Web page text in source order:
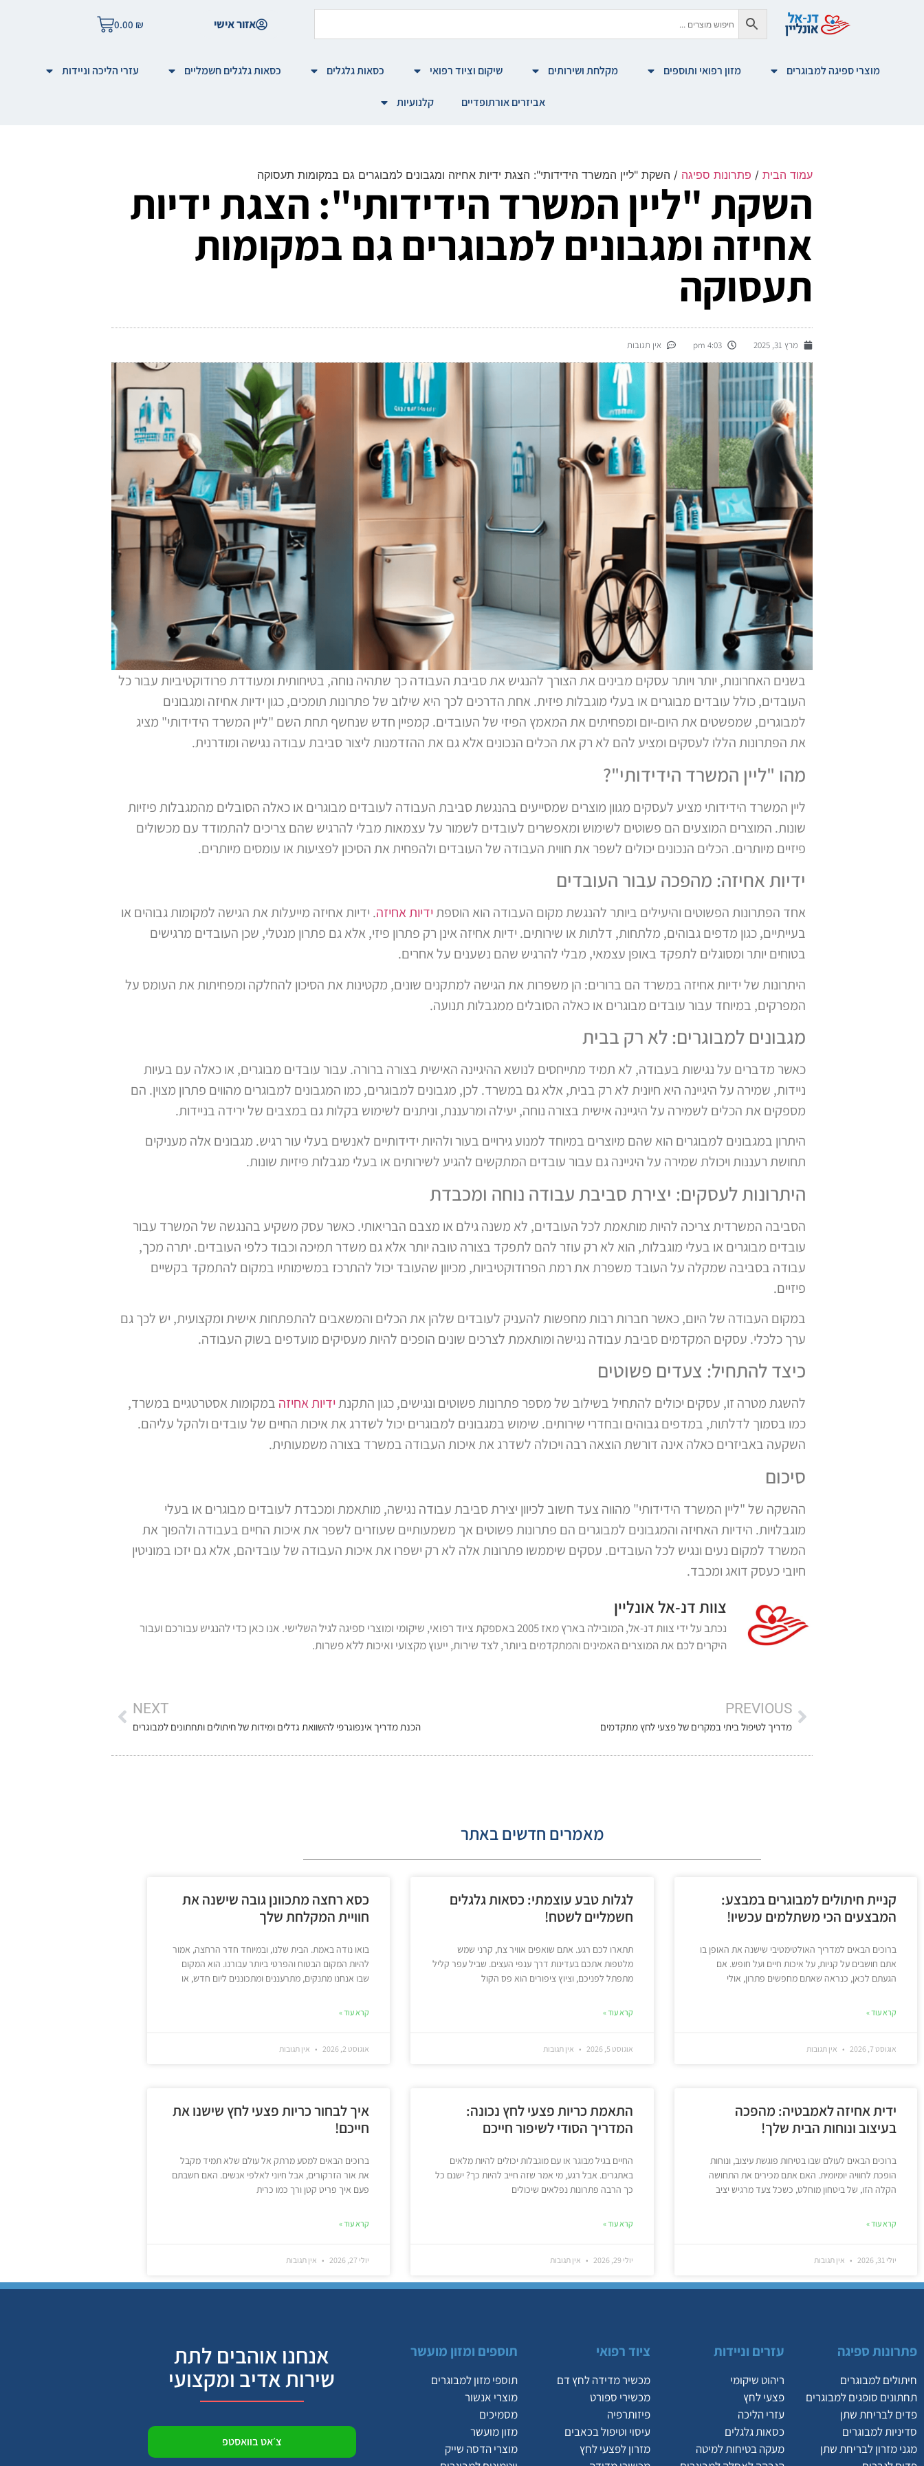
אזור אישי 0.00 ₪
מוצרי ספיגה למבוגרים מזון רפואי ותוספים מקלחת ושירותים שיקום וציוד רפואי כסאות גלגלים כסאות גלגלים חשמליים עזרי הליכה וניידות
אביזרים אורתופדיים קלנועיות
עמוד הבית / פתרונות ספיגה / השקת "ליין המשרד הידידותי": הצגת ידיות אחיזה ומגבונים למבוגרים גם במקומות תעסוקה
השקת "ליין המשרד הידידותי": הצגת ידיות
אחיזה ומגבונים למבוגרים גם במקומות
תעסוקה
מרץ 31, 2025 4:03 pm אין תגובות
בשנים האחרונות, יותר ויותר עסקים מבינים את הצורך להנגיש את סביבת העבודה כך שתהיה נוחה, בטיחותית ומעודדת פרודוקטיביות עבור כל
העובדים, כולל עובדים מבוגרים או בעלי מוגבלות פיזית. אחת הדרכים לכך היא שילוב של פתרונות תומכים, כגון ידיות אחיזה ומגבונים
למבוגרים, שמפשטים את היום-יום ומפחיתים את המאמץ הפיזי של העובדים. קמפיין חדש שנחשף תחת השם "ליין המשרד הידידותי" מציג
את הפתרונות הללו לעסקים ומציע להם לא רק את הכלים הנכונים אלא גם את ההזדמנות ליצור סביבת עבודה נגישה ומודרנית.
מהו "ליין המשרד הידידותי"?
ליין המשרד הידידותי מציע לעסקים מגוון מוצרים שמסייעים בהנגשת סביבת העבודה לעובדים מבוגרים או כאלה הסובלים מהמגבלות פיזיות
שונות. המוצרים המוצעים הם פשוטים לשימוש ומאפשרים לעובדים לשמור על עצמאות מבלי להרגיש שהם צריכים להתמודד עם מכשולים
פיזיים מיותרים. הכלים הנכונים יכולים לשפר את חווית העבודה של העובדים ולהפחית את הסיכון לפציעות או עומסים מיותרים.
ידיות אחיזה: מהפכה עבור העובדים
אחד הפתרונות הפשוטים והיעילים ביותר להנגשת מקום העבודה הוא הוספתידיות אחיזה. ידיות אחיזה מייעלות את הגישה למקומות גבוהים או
בעייתיים, כגון מדפים גבוהים, מלתחות, דלתות או שירותים. ידיות אחיזה אינן רק פתרון פיזי, אלא גם פתרון מנטלי, שכן העובדים מרגישים
בטוחים יותר ומסוגלים לתפקד באופן עצמאי, מבלי להרגיש שהם נשענים על אחרים.
היתרונות של ידיות אחיזה במשרד הם ברורים: הן משפרות את הגישה למתקנים שונים, מקטינות את הסיכון להחלקה ומפחיתות את העומס על
המפרקים, במיוחד עבור עובדים מבוגרים או כאלה הסובלים ממגבלות תנועה.
מגבונים למבוגרים: לא רק בבית
כאשר מדברים על נגישות בעבודה, לא תמיד מתייחסים לנושא ההיגיינה האישית בצורה ברורה. עבור עובדים מבוגרים, או כאלה עם בעיות
ניידות, שמירה על היגיינה היא חיונית לא רק בבית, אלא גם במשרד. לכן, מגבונים למבוגרים, כמו המגבונים למבוגרים מהווים פתרון מצוין. הם
מספקים את הכלים לשמירה על היגיינה אישית בצורה נוחה, יעילה ומרעננת, וניתנים לשימוש בקלות גם במצבים של ירידה בניידות.
היתרון במגבונים למבוגרים הוא שהם מיוצרים במיוחד למנוע גירויים בעור ולהיות ידידותיים לאנשים בעלי עור רגיש. מגבונים אלה מעניקים
תחושת רעננות ויכולת שמירה על היגיינה גם עבור עובדים המתקשים להגיע לשירותים או בעלי מגבלות פיזיות שונות.
היתרונות לעסקים: יצירת סביבת עבודה נוחה ומכבדת
הסביבה המשרדית צריכה להיות מותאמת לכל העובדים, לא משנה גילם או מצבם הבריאותי. כאשר עסק משקיע בהנגשה של המשרד עבור
עובדים מבוגרים או בעלי מוגבלות, הוא לא רק עוזר להם לתפקד בצורה טובה יותר אלא גם משדר תמיכה וכבוד כלפי העובדים. יתרה מכך,
עבודה בסביבה שמקלה על העובד משפרת את רמת הפרודוקטיביות, מכיוון שהעובד יכול להתרכז במשימותיו במקום להתמקד בקשיים
פיזיים.
במקום העבודה של היום, כאשר חברות רבות מחפשות להעניק לעובדים שלהן את הכלים והמשאבים להתפתחות אישית ומקצועית, יש לכך גם
ערך כלכלי. עסקים המקדמים סביבת עבודה נגישה ומותאמת לצרכים שונים הופכים להיות מעסיקים מועדפים בשוק העבודה.
כיצד להתחיל: צעדים פשוטים
להשגת מטרה זו, עסקים יכולים להתחיל בשילוב של מספר פתרונות פשוטים ונגישים, כגון התקנתידיות אחיזה במקומות אסטרטגיים במשרד,
כמו בסמוך לדלתות, במדפים גבוהים ובחדרי שירותים. שימוש במגבונים למבוגרים יכול לשדרג את איכות החיים של עובדים ולהקל עליהם.
השקעה באביזרים כאלה אינה דורשת הוצאה רבה ויכולה לשדרג את איכות העבודה במשרד בצורה משמעותית.
סיכום
ההשקה של "ליין המשרד הידידותי" מהווה צעד חשוב לכיוון יצירת סביבת עבודה נגישה, מותאמת ומכבדת לעובדים מבוגרים או בעלי
מוגבלויות. הידיות האחיזה והמגבונים למבוגרים הם פתרונות פשוטים אך משמעותיים שעוזרים לשפר את איכות החיים בעבודה ולהפוך את
המשרד למקום נעים ונגיש לכל העובדים. עסקים שיממשו פתרונות אלה לא רק ישפרו את איכות העבודה של עובדיהם, אלא גם יזכו במוניטין
חיובי כעסק דואג ומכבד.
צוות דנ-אל אונליין
נכתב על ידי צוות דנ-אל, המובילה בארץ מאז 2005 באספקת ציוד רפואי, שיקומי ומוצרי ספיגה לגיל השלישי. אנו כאן כדי להנגיש עבורכם ועבור
היקרים לכם את המוצרים האמינים והמתקדמים ביותר, לצד שירות, ייעוץ מקצועי ואיכות ללא פשרות.
PREVIOUS
מדריך לטיפול ביתי במקרים של פצעי לחץ מתקדמים
NEXT
הכנת מדריך אינפוגרפי להשוואת גדלים ומידות של חיתולים ותחתונים למבוגרים
מאמרים חדשים באתר
קניית חיתולים למבוגרים במבצע:
המבצעים הכי משתלמים עכשיו!
ברוכים הבאים למדריך האולטימטיבי שישנה את האופן בו
אתם חושבים על קניות, על איכות חיים ועל חופש. אם
הגעתם לכאן, כנראה שאתם מחפשים פתרון, אולי
קרא עוד »
אוגוסט 7, 2026 אין תגובות
לגלות טבע עוצמתי: כסאות גלגלים
חשמליים לשטח!
תתארו לכם רגע. אתם שואפים אוויר צח, קרני שמש
מלטפות אתכם בעדינות דרך ענפי העצים. שביל עפר קליל
מתפתל לפניכם, וציוץ ציפורים הוא פס הקול
קרא עוד »
אוגוסט 5, 2026 אין תגובות
כסא רחצה מתכוונן גובה שישנה את
חוויית המקלחת שלך
בואו נודה באמת. הבית שלנו, ובמיוחד חדר הרחצה, אמור
להיות המקום הבטוח והפרטי ביותר עבורנו. הוא המקום
שבו אנחנו מתנקים, מתרעננים ומתכוננים ליום חדש, או
קרא עוד »
אוגוסט 2, 2026 אין תגובות
ידית אחיזה לאמבטיה: מהפכה
בעיצוב ונוחות הבית שלך!
ברוכים הבאים לעולם שבו בטיחות פוגשת עיצוב, ונוחות
הופכת לחוויה יומיומית. האם אתם מכירים את התחושה
הקלה הזו, של ביטחון מוחלט, כשכל צעד מרגיש יציב
קרא עוד »
יולי 31, 2026 אין תגובות
התאמת כריות פצעי לחץ נכונה:
המדריך הסודי לשיפור חייכם
החיים בגיל מבוגר או עם מוגבלות יכולים להיות מלאים
באתגרים. אבל רגע, מי אמר שזה חייב להיות כך? ישנם כל
כך הרבה פתרונות נפלאים שיכולים
קרא עוד »
יולי 29, 2026 אין תגובות
איך לבחור כריות פצעי לחץ שישנו את
חייכם!
ברוכים הבאים למסע מרתק אל עולם שלא תמיד מקבל
את אור הזרקורים, אבל חיוני לאלפי אנשים. האם חשבתם
פעם איך פריט קטן ורך כמו כרית
קרא עוד »
יולי 27, 2026 אין תגובות
פתרונות ספיגה
חיתולים למבוגרים
תחתונים סופגים למבוגרים
פדים לבריחת שתן
סדיניות למבוגרים
מגני מזרון לבריחת שתן
עזרים וניידות
ריהוט שיקומי
פצעי לחץ
עזרי הליכה
כסאות גלגלים
מעקה בטיחות למיטה
ציוד רפואי
מכשיר מדידה לחץ דם
מכשירי ספורט
פיזותרפיה
עיסוי וטיפול בכאבים
מזרון לפצעי לחץ
תוספים ומזון מועשר
תוספי מזון למבוגרים
מוצרי אנשור
מסמיכים
מזון מועשר
מוצרי הדסה שייק
אנחנו אוהבים לתת
שירות אדיב ומקצועי
צ׳אט בוואסטפ